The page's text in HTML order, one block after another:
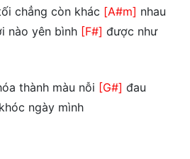
chẳng còn khác [A#m] nhau
nào yên bình [F#] được như
thành màu nỗi [G#] đau
khóc ngày mình